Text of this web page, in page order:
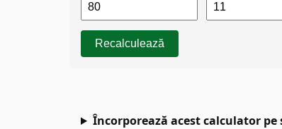
Recalculează
Încorporează acest calculator